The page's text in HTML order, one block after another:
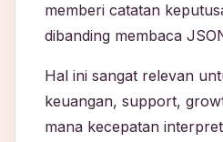
memberi catatan
dibanding membaca
Hal ini sangat relevan
keuangan, support,
mana kecepatan